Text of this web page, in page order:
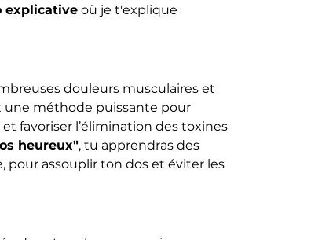
explicative où je t'explique
douleurs musculaires et
une méthode puissante pour
favoriser l’élimination des toxines
heureux", tu apprendras des
pour assouplir ton dos et éviter les